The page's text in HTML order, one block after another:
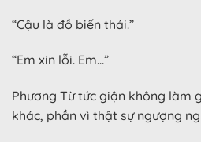
“Cậu là đồ biến thái.”
“Em xin lỗi. Em…”
Phương Từ tức giận không làm
khác, phần vì thật sự ngượng